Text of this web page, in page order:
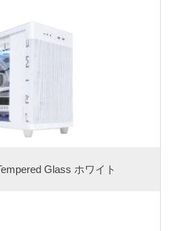
Glass ホワイト